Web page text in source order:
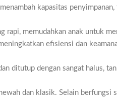
kapasitas
rapi, memudahkan anak untuk
efisiensi dan
ditutup dengan sangat halus,
dan klasik. Selain berfungsi